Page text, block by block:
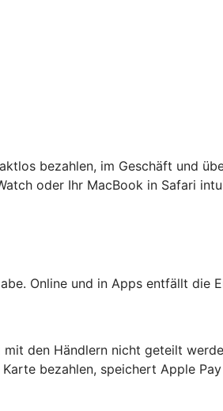
bezahlen, im Geschäft und
oder Ihr MacBook in Safari
Online und in Apps entfällt die
den Händlern nicht geteilt
bezahlen, speichert Apple